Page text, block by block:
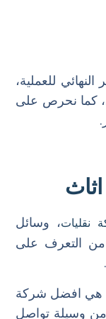
للعملية،
كما نحرص على
نقليات، وسائل
من التعرف على
هي افضل شركة
من وسيلة تواصل